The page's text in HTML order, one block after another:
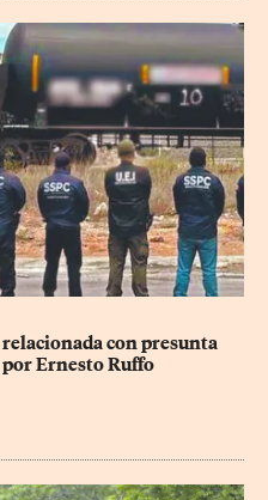
relacionada con presunta
por Ernesto Ruffo